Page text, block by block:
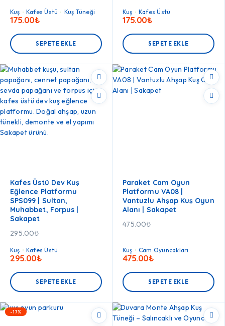
Kuş Kafes Üstü Kuş Tüneği
175.00₺
SEPETE EKLE
Kuş Kafes Üstü
175.00₺
SEPETE EKLE
Kafes Üstü Dev Kuş
Eğlence Platformu
SPS099 | Sultan,
Muhabbet, Forpus |
Sakapet
295.00₺
Kuş Kafes Üstü
295.00₺
SEPETE EKLE
Paraket Cam Oyun
Platformu VA08 |
Vantuzlu Ahşap Kuş Oyun
Alanı | Sakapet
475.00₺
Kuş Cam Oyuncakları
475.00₺
SEPETE EKLE
-17%